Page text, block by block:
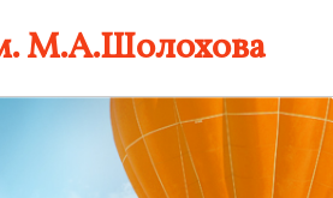
М.А.Шолохова